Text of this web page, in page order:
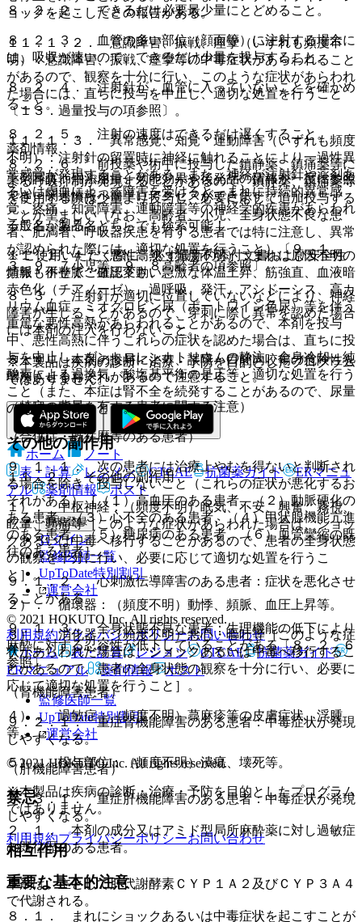
８．２．２． できるだけ必要最少量にとどめること。
８．２．３． 血管の多い部位（顔面等）に注射する場合に
は、吸収が速いので、できるだけ少量を投与すること。
８．２．４． 注射針が、血管に入っていないことを確かめ
ること。
８．２．５． 注射の速度はできるだけ遅くすること。
８．２．６． 前投薬や術中に投与した鎮静薬、鎮痛薬等に
よる呼吸抑制が発現することがあるので、鎮静薬、鎮痛薬等
を使用する際は少量より投与し、必要に応じて追加投与する
ことが望ましい（なお、高齢者、小児、全身状態不良な患
者、肥満者、呼吸器疾患を有する患者では特に注意し、異常
が認められた際には、適切な処置を行うこと）〔９．１．
３、９．７小児等、９．８高齢者の項参照〕。
８．３． 注射針が適切に位置していないなどにより、神経
障害が生じることがあるので、穿刺に際し異常を認めた場合
には本剤の注入を行わないこと。
８．４． 本剤の投与により、誤嚥・口腔内咬傷の危険性を
増加させるおそれがあるので注意すること。
（特定の背景を有する患者に関する注意）
（合併症・既往歴等のある患者）
９．１．１． 次の患者には治療上やむを得ないと判断され
る場合を除き、投与しないこと（これらの症状が悪化するお
それがある）［（１）高血圧のある患者、（２）動脈硬化の
ある患者、（３）心不全のある患者、（４）甲状腺機能亢進
のある患者、（５）糖尿病のある患者、（６）血管攣縮の既
往のある患者］。
９．１．２． 心刺激伝導障害のある患者：症状を悪化させ
ることがある。
９．１．３． 全身状態不良な患者：生理機能の低下により
麻酔に対する忍容性が低下していることがある〔８．２．６
参照〕。
（腎機能障害患者）
９．２．１． 重症腎機能障害のある患者：中毒症状が発現
しやすくなる。
（肝機能障害患者）
９．３．１． 重症肝機能障害のある患者：中毒症状が発現
しやすくなる。
相互作用
本剤は、主として肝代謝酵素ＣＹＰ１Ａ２及びＣＹＰ３Ａ４
で代謝される。
ョックを起こしたとの報告がある。
１１．１．２． 意識障害、振戦、痙攣（いずれも頻度不
明）：意識障害、振戦、痙攣等の中毒症状があらわれること
があるので、観察を十分に行い、このような症状があらわれ
た場合には、直ちに投与を中止し、適切な処置を行うこと
〔１３．過量投与の項参照〕。
１１．１．３． 異常感覚、知覚・運動障害（いずれも頻度
不明）：注射針の留置時に神経に触れることにより一過性異
常感覚が発現することがある。また、神経が注射針や薬剤あ
るいは虚血によって障害を受けると、まれに持続的異常感
覚、疼痛、知覚障害、運動障害等の神経学的疾患があらわれ
ることがある。
１１．１．４． 悪性高熱（頻度不明）：まれに原因不明の
頻脈・不整脈・血圧変動、急激な体温上昇、筋強直、血液暗
赤色化（チアノーゼ）、過呼吸、発汗、アシドーシス、高カ
リウム血症、ミオグロビン尿（ポートワイン色尿）等を伴う
重篤な悪性高熱があらわれることがあるので、本剤を投与
中、悪性高熱に伴うこれらの症状を認めた場合は、直ちに投
与を中止し、ダントロレンナトリウムの静注、全身冷却、純
酸素による過換気、酸塩基平衡の是正等、適切な処置を行う
こと（また、本症は腎不全を続発することがあるので、尿量
の維持を図ること）。
その他の副作用
１１．２． その他の副作用
１）． 中枢神経：（頻度不明）眠気、不安、興奮、霧視、
眩暈、頭痛等［このような症状があらわれた場合は、ショッ
クあるいは中毒へ移行することがあるので、患者の全身状態
の観察を十分に行い、必要に応じて適切な処置を行うこ
と］。
２）． 循環器：（頻度不明）動悸、頻脈、血圧上昇等。
３）． 消化器：（頻度不明）悪心・嘔吐等［このような症
状があらわれた場合は、ショックあるいは中毒へ移行するこ
とがあるので、患者の全身状態の観察を十分に行い、必要に
応じて適切な処置を行うこと］。
４）． 過敏症：（頻度不明）蕁麻疹等の皮膚症状、浮腫
等。
５）． 投与部位：（頻度不明）潰瘍、壊死等。
禁忌
２．１． 本剤の成分又はアミド型局所麻酔薬に対し過敏症
の既往歴のある患者。
重要な基本的注意
８．１． まれにショックあるいは中毒症状を起こすことが
薬剤情報
薬剤写真、用法用量、効能効果や後発品の情報が一度に参照
でき、関連情報へ簡単にアクセスができます。
一般名、製品名どちらでも検索可能！
※ ご使用いただく際に、必ず最新の添付文書および安全性
情報も併せてご確認下さい。
※本製品は疾病の診断・治療・予防を目的としたプログラム
ではありません。
ホーム
ノート
表・計算
レジメン CTCAE 抗菌薬ガイド
ERマニュ
アル
薬剤情報 ポスト
新規登録
ログイン
監修医師一覧
UpToDate特別割引
運営会社
© 2021 HOKUTO Inc. All rights reserved.
利用規約プライバシーポリシーお問い合わせ
ホーム
表・計算 レジメン CTCAE
抗菌薬ガイド
ERマニュアル
薬剤情報 ポスト
監修医師一覧
UpToDate特別割引
運営会社
© 2021 HOKUTO Inc. All rights reserved.
※本製品は疾病の診断・治療・予防を目的としたプログラム
ではありません。
利用規約プライバシーポリシーお問い合わせ